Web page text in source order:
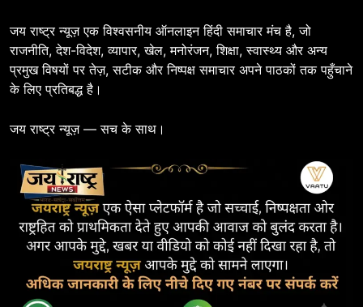
जय राष्ट्र न्यूज़ एक विश्वसनीय ऑनलाइन हिंदी समाचार मंच है, जो
राजनीति, देश-विदेश, व्यापार, खेल, मनोरंजन, शिक्षा, स्वास्थ्य और अन्य
प्रमुख विषयों पर तेज़, सटीक और निष्पक्ष समाचार अपने पाठकों तक पहुँचाने
के लिए प्रतिबद्ध है।
जय राष्ट्र न्यूज़ — सच के साथ।